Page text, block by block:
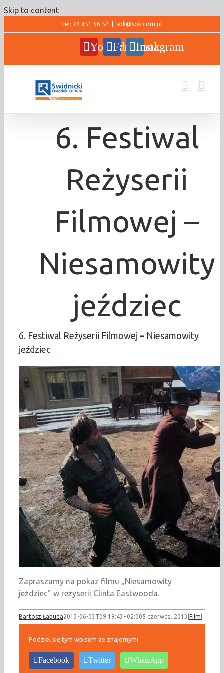
Skip to content
tel: 74 851 56 57 sok@sok.com.pl
YouTubeFacebookInstagram
6. Festiwal
Reżyserii
Filmowej –
Niesamowity
jeździec
6. Festiwal Reżyserii Filmowej – Niesamowity
jeździec
Zapraszamy na pokaz filmu „Niesamowity
jeździec” w reżyserii Clinta Eastwooda.
Bartosz Łabuda2013-06-03T09:19:43+02:005 czerwca, 2013 Film
Podziel się tym wpisem ze znajomymi
Facebook Twitter WhatsApp